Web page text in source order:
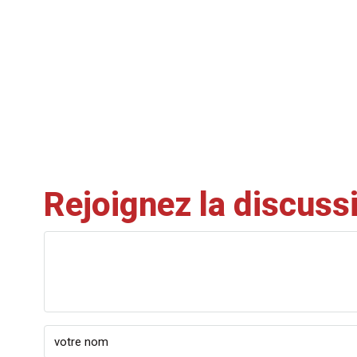
Rejoignez la